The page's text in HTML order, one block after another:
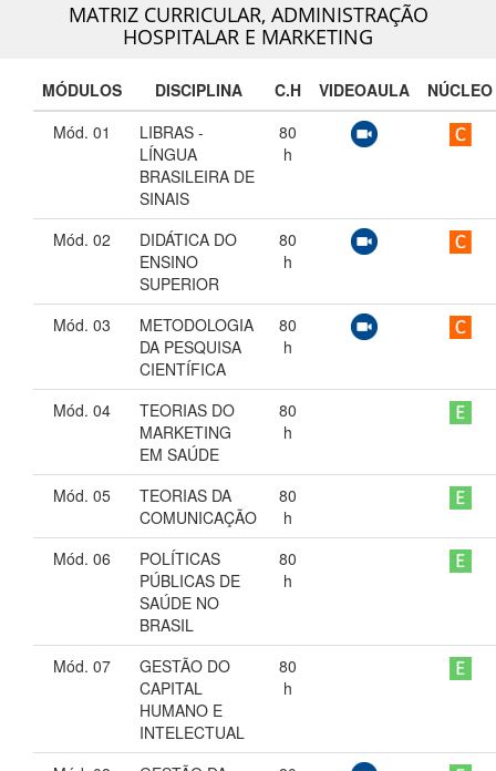
MATRIZ CURRICULAR, ADMINISTRAÇÃO
HOSPITALAR E MARKETING
MÓDULOS DISCIPLINA C.H VIDEOAULA
NÚCLEO
Mód. 01
LIBRAS -
LÍNGUA
BRASILEIRA DE
SINAIS
80
h
Mód. 02
DIDÁTICA DO
ENSINO
SUPERIOR
80
h
Mód. 03
METODOLOGIA
DA PESQUISA
CIENTÍFICA
80
h
Mód. 04
TEORIAS DO
MARKETING
EM SAÚDE
80
h
Mód. 05
TEORIAS DA
COMUNICAÇÃO
80
h
Mód. 06
POLÍTICAS
PÚBLICAS DE
SAÚDE NO
BRASIL
80
h
Mód. 07
GESTÃO DO
CAPITAL
HUMANO E
INTELECTUAL
80
h